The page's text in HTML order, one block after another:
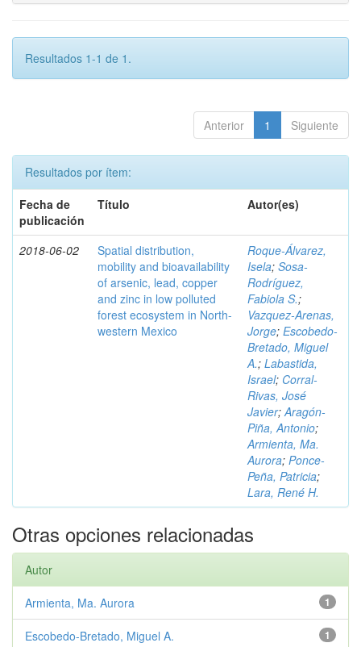
Resultados 1-1 de 1.
Anterior 1 Siguiente
Resultados por ítem:
Fecha de
publicación
Título Autor(es)
2018-06-02
Spatial distribution,
mobility and bioavailability
of arsenic, lead, copper
and zinc in low polluted
forest ecosystem in North-
western Mexico
Roque-Álvarez,
Isela; Sosa-
Rodríguez,
Fabiola S.;
Vazquez-Arenas,
Jorge; Escobedo-
Bretado, Miguel
A.; Labastida,
Israel; Corral-
Rivas, José
Javier;Aragón-
Piña, Antonio;
Armienta, Ma.
Aurora; Ponce-
Peña, Patricia;
Lara, René H.
Otras opciones relacionadas
Autor
1
Armienta, Ma. Aurora
1
Escobedo-Bretado, Miguel A.